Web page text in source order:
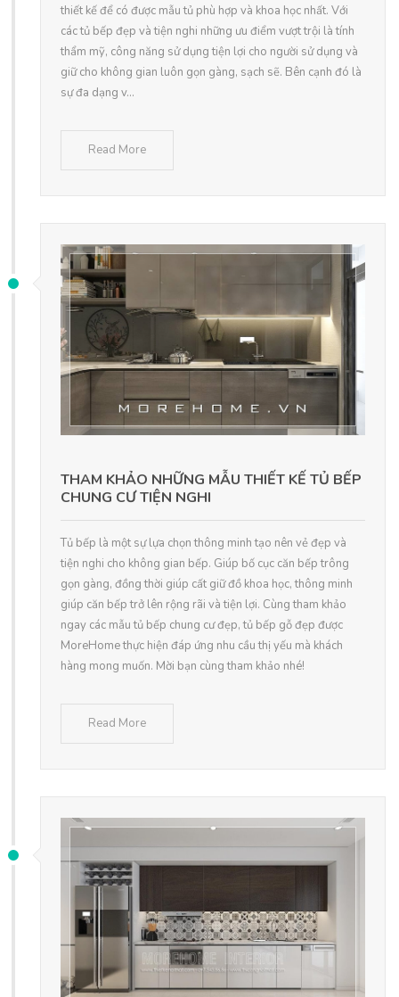
thiết kế để có được mẫu tủ phù hợp và khoa học nhất. Với
các tủ bếp đẹp và tiện nghi những ưu điểm vượt trội là tính
thẩm mỹ, công năng sử dụng tiện lợi cho người sử dụng và
giữ cho không gian luôn gọn gàng, sạch sẽ. Bên cạnh đó là
sự đa dạng v...
Read More
THAM KHẢO NHỮNG MẪU THIẾT KẾ TỦ BẾP
CHUNG CƯ TIỆN NGHI
Tủ bếp là một sự lựa chọn thông minh tạo nên vẻ đẹp và
tiện nghi cho không gian bếp. Giúp bố cục căn bếp trông
gọn gàng, đồng thời giúp cất giữ đồ khoa học, thông minh
giúp căn bếp trở lên rộng rãi và tiện lợi. Cùng tham khảo
ngay các mẫu tủ bếp chung cư đẹp, tủ bếp gỗ đẹp được
MoreHome thực hiện đáp ứng nhu cầu thị yếu mà khách
hàng mong muốn. Mời bạn cùng tham khảo nhé!
Read More